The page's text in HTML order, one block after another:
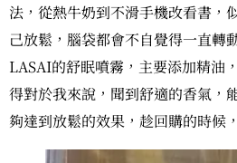
法，從熱牛奶到不滑手機改看書，
己放鬆，腦袋都會不自覺得一直轉
LASAI的舒眠噴霧，主要添加精油
得對於我來說，聞到舒適的香氣，
夠達到放鬆的效果，趁回購的時候